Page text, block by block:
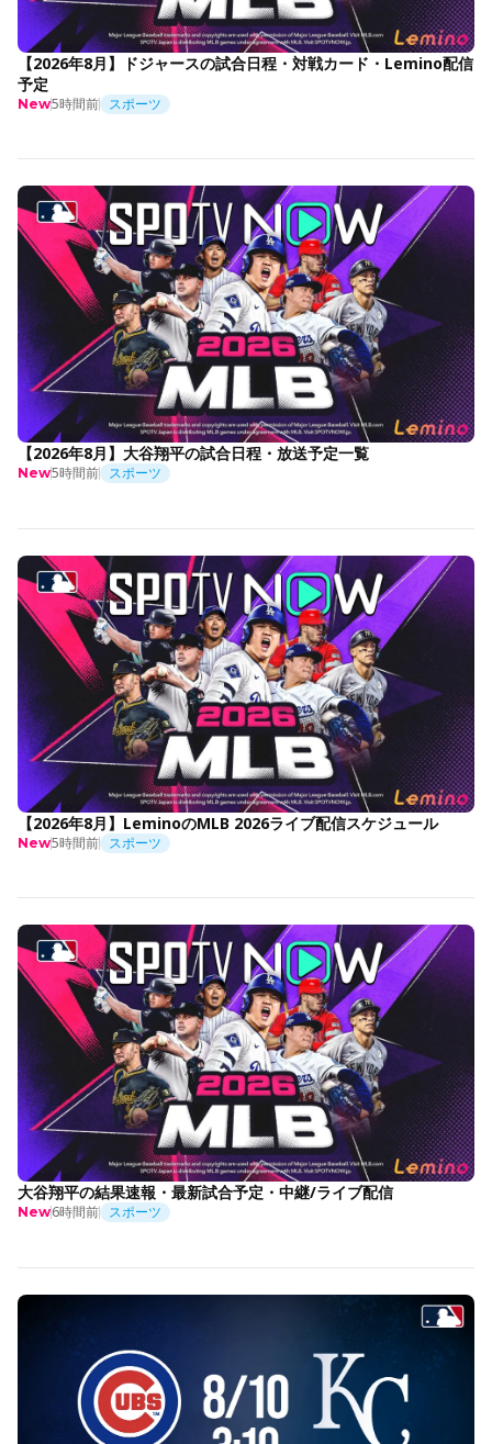
【2026年8月】ドジャースの試合日程・対戦カード・Lemino配信
予定
New5時間前 スポーツ
【2026年8月】大谷翔平の試合日程・放送予定一覧
New5時間前 スポーツ
【2026年8月】LeminoのMLB 2026ライブ配信スケジュール
New5時間前 スポーツ
大谷翔平の結果速報・最新試合予定・中継/ライブ配信
New6時間前 スポーツ